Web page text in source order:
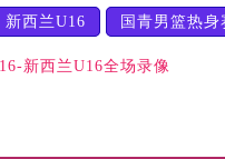
新西兰U16 国青男篮热
新西兰U16全场录像